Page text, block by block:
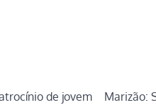
de jovem
Marizão: